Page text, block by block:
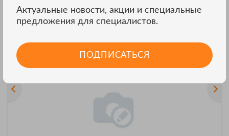
Другие модели RIGOL
Актуальные новости, акции и специальные
предложения для специалистов.
ПОДПИСАТЬСЯ